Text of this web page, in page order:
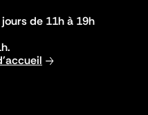
de 11h à 19h